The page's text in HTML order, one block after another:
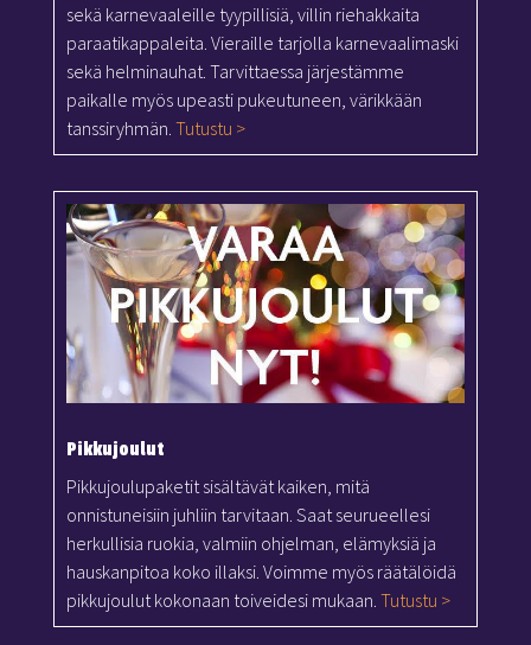
sekä karnevaaleille tyypillisiä, villin riehakkaita
paraatikappaleita. Vieraille tarjolla karnevaalimaski
sekä helminauhat. Tarvittaessa järjestämme
paikalle myös upeasti pukeutuneen, värikkään
tanssiryhmän. Tutustu >
Pikkujoulut
Pikkujoulupaketit sisältävät kaiken, mitä
onnistuneisiin juhliin tarvitaan. Saat seurueellesi
herkullisia ruokia, valmiin ohjelman, elämyksiä ja
hauskanpitoa koko illaksi. Voimme myös räätälöidä
pikkujoulut kokonaan toiveidesi mukaan. Tutustu >